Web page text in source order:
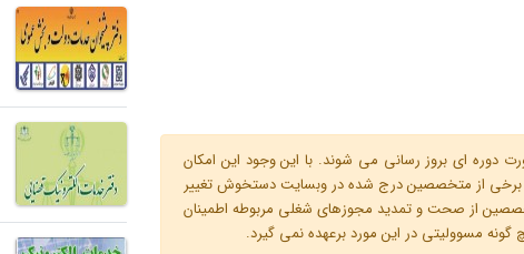
ای بروز رسانی می شوند. با این وجود این امکان
برخی از متخصصین درج شده در وبسایت دستخوش تغییر
از صحت و تمدید مجوزهای شغلی مربوطه اطمینان
مسوولیتی در این مورد برعهده نمی گیرد.